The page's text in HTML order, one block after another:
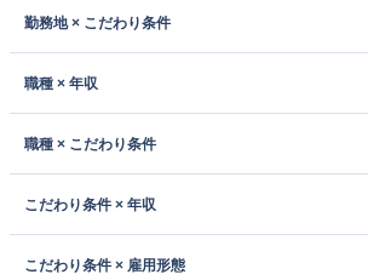
勤務地 × こだわり条件
職種 × 年収
職種 × こだわり条件
こだわり条件 × 年収
こだわり条件 × 雇用形態